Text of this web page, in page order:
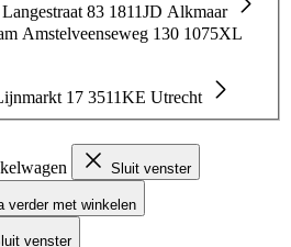
Langestraat 83 1811JD Alkmaar
Amstelveenseweg 130 1075XL
17 3511KE Utrecht
Sluit venster
verder met winkelen
venster